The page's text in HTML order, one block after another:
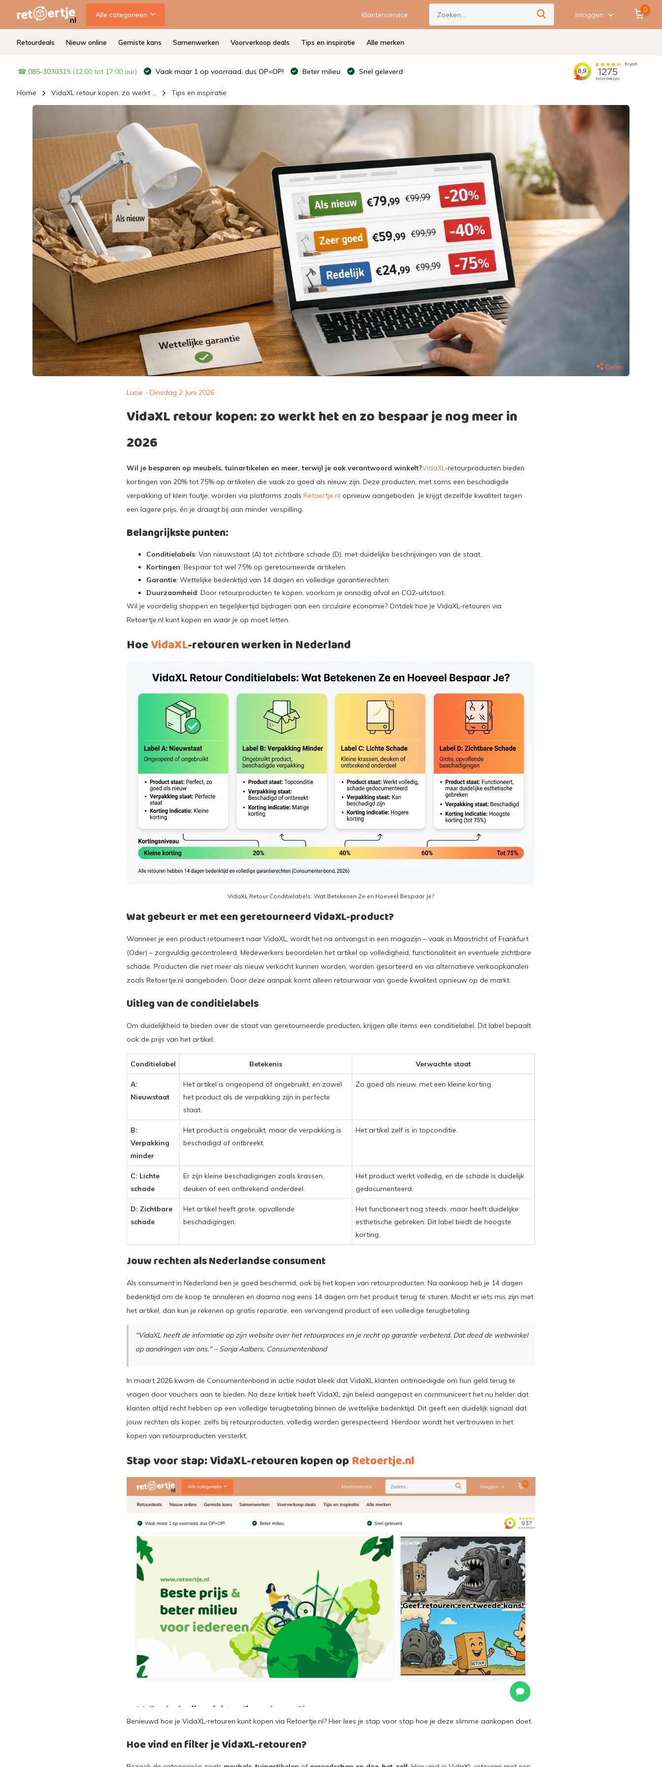
Alle categorieën Klantenservice Inloggen
0
Retourdeals Nieuw online Gemiste kans Samenwerken Voorverkoop deals Tips en inspiratie Alle merken
☎ 085-3030315 (12.00 tot 17.00 uur) Vaak maar 1 op voorraad, dus OP=OP! Beter milieu Snel geleverd
Home VidaXL retour kopen: zo werkt ... Tips en inspiratie
Delen
Lucie - Dinsdag 2 Juni 2026
VidaXL retour kopen: zo werkt het en zo bespaar je nog meer in
2026
Wil je besparen op meubels, tuinartikelen en meer, terwijl je ook verantwoord winkelt?VidaXL-retourproducten bieden
kortingen van 20% tot 75% op artikelen die vaak zo goed als nieuw zijn. Deze producten, met soms een beschadigde
verpakking of klein foutje, worden via platforms zoalsRetoertje.nl opnieuw aangeboden. Je krijgt dezelfde kwaliteit tegen
een lagere prijs, én je draagt bij aan minder verspilling.
Belangrijkste punten:
Conditielabels: Van nieuwstaat (A) tot zichtbare schade (D), met duidelijke beschrijvingen van de staat.
Kortingen: Bespaar tot wel 75% op geretourneerde artikelen.
Garantie: Wettelijke bedenktijd van 14 dagen en volledige garantierechten.
Duurzaamheid: Door retourproducten te kopen, voorkom je onnodig afval en CO2-uitstoot.
Wil je voordelig shoppen en tegelijkertijd bijdragen aan een circulaire economie? Ontdek hoe je VidaXL-retouren via
Retoertje.nl kunt kopen en waar je op moet letten.
HoeVidaXL-retouren werken in Nederland
VidaXL Retour Conditielabels: Wat Betekenen Ze en Hoeveel Bespaar Je?
Wat gebeurt er met een geretourneerd VidaXL-product?
Wanneer je een product retourneert naar VidaXL, wordt het na ontvangst in een magazijn – vaak in Maastricht of Frankfurt
(Oder) – zorgvuldig gecontroleerd. Medewerkers beoordelen het artikel op volledigheid, functionaliteit en eventuele zichtbare
schade. Producten die niet meer als nieuw verkocht kunnen worden, worden gesorteerd en via alternatieve verkoopkanalen
zoals Retoertje.nl aangeboden. Door deze aanpak komt alleen retourwaar van goede kwaliteit opnieuw op de markt.
Uitleg van de conditielabels
Om duidelijkheid te bieden over de staat van geretourneerde producten, krijgen alle items een conditielabel. Dit label bepaalt
ook de prijs van het artikel:
Conditielabel Betekenis Verwachte staat
A:
Nieuwstaat
Het artikel is ongeopend of ongebruikt, en zowel
het product als de verpakking zijn in perfecte
staat.
Zo goed als nieuw, met een kleine korting.
B:
Verpakking
minder
Het product is ongebruikt, maar de verpakking is
beschadigd of ontbreekt.
Het artikel zelf is in topconditie.
C: Lichte
schade
Er zijn kleine beschadigingen zoals krassen,
deuken of een ontbrekend onderdeel.
Het product werkt volledig, en de schade is duidelijk
gedocumenteerd.
D: Zichtbare
schade
Het artikel heeft grote, opvallende
beschadigingen.
Het functioneert nog steeds, maar heeft duidelijke
esthetische gebreken. Dit label biedt de hoogste
korting.
Jouw rechten als Nederlandse consument
Als consument in Nederland ben je goed beschermd, ook bij het kopen van retourproducten. Na aankoop heb je 14 dagen
bedenktijd om de koop te annuleren en daarna nog eens 14 dagen om het product terug te sturen. Mocht er iets mis zijn met
het artikel, dan kun je rekenen op gratis reparatie, een vervangend product of een volledige terugbetaling.
"VidaXL heeft de informatie op zijn website over het retourproces en je recht op garantie verbeterd. Dat deed de webwinkel
op aandringen van ons." – Sonja Aalbers, Consumentenbond
In maart 2026 kwam de Consumentenbond in actie nadat bleek dat VidaXL klanten ontmoedigde om hun geld terug te
vragen door vouchers aan te bieden. Na deze kritiek heeft VidaXL zijn beleid aangepast en communiceert het nu helder dat
klanten altijd recht hebben op een volledige terugbetaling binnen de wettelijke bedenktijd. Dit geeft een duidelijk signaal dat
jouw rechten als koper, zelfs bij retourproducten, volledig worden gerespecteerd. Hierdoor wordt het vertrouwen in het
kopen van retourproducten versterkt.
Stap voor stap: VidaXL-retouren kopen op Retoertje.nl
Benieuwd hoe je VidaXL-retouren kunt kopen via Retoertje.nl? Hier lees je stap voor stap hoe je deze slimme aankopen doet.
Hoe vind en filter je VidaXL-retouren?